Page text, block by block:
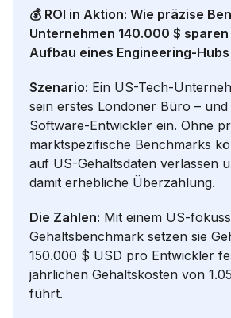
💰 ROI in Aktion: Wie präzise
Unternehmen 140.000 $
Aufbau eines Engineering-
Szenario: Ein US-Tech-
sein erstes Londoner Büro – und
Software-Entwickler ein. Ohne
marktspezifische Benchmarks
auf US-Gehaltsdaten verlassen
damit erhebliche Überzahlung.
Die Zahlen: Mit einem US-
Gehaltsbenchmark setzen sie
150.000 $ USD pro Entwickler
jährlichen Gehaltskosten von
führt.